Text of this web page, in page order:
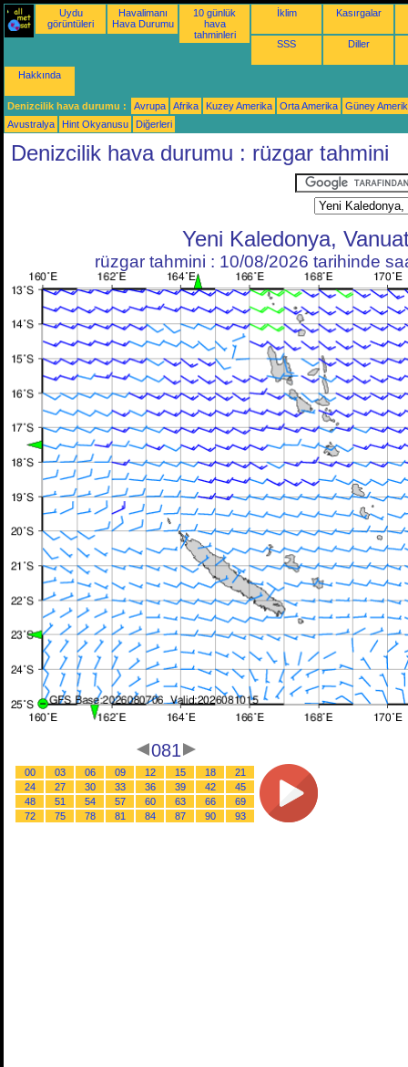
Uydu
görüntüleri
Havalimanı
Hava Durumu
10 günlük
hava
tahminleri
İklim Kasırgalar
SSS Diller
Hakkında
Denizcilik hava durumu : Avrupa Afrika Kuzey Amerika Orta Amerika
Güney
Avustralya
Hint Okyanusu Diğerleri
Denizcilik hava durumu : rüzgar tahmini
Yeni Kaledonya,
rüzgar tahmini : 10/08/2026 tarihinde
081
00 03 06 09 12 15 18
21
24
27 30 33 36 39 42
45
48
51 54 57 60 63 66
69
72
75 78 81 84 87 90 93